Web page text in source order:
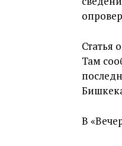
Статья
Там
В